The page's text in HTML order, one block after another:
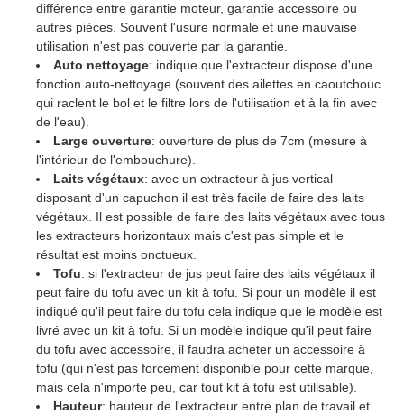
différence entre garantie moteur, garantie accessoire ou
autres pièces. Souvent l'usure normale et une mauvaise
utilisation n'est pas couverte par la garantie.
Auto nettoyage: indique que l'extracteur dispose d'une
fonction auto-nettoyage (souvent des ailettes en caoutchouc
qui raclent le bol et le filtre lors de l'utilisation et à la fin avec
de l'eau).
Large ouverture: ouverture de plus de 7cm (mesure à
l'intérieur de l'embouchure).
Laits végétaux: avec un extracteur à jus vertical
disposant d'un capuchon il est très facile de faire des laits
végétaux. Il est possible de faire des laits végétaux avec tous
les extracteurs horizontaux mais c'est pas simple et le
résultat est moins onctueux.
Tofu: si l'extracteur de jus peut faire des laits végétaux il
peut faire du tofu avec un kit à tofu. Si pour un modèle il est
indiqué qu'il peut faire du tofu cela indique que le modèle est
livré avec un kit à tofu. Si un modèle indique qu'il peut faire
du tofu avec accessoire, il faudra acheter un accessoire à
tofu (qui n'est pas forcement disponible pour cette marque,
mais cela n'importe peu, car tout kit à tofu est utilisable).
Hauteur: hauteur de l'extracteur entre plan de travail et